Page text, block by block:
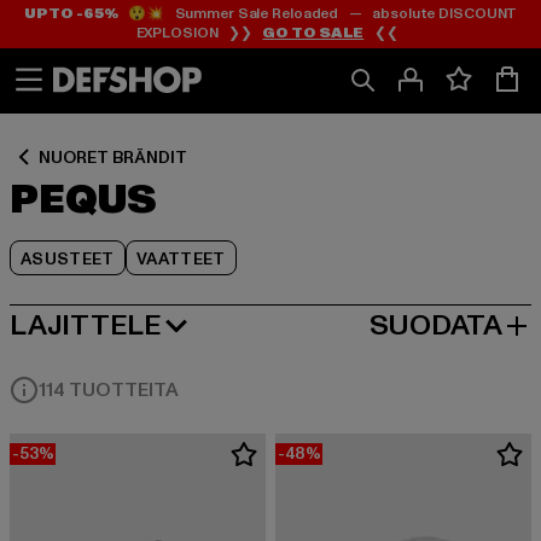
Siirry
Sisältö
Siirry
Footer
UP TO -65%😲💥 Summer Sale Reloaded — absolute DISCOUNT
EXPLOSION ❯❯ GO TO SALE ❮❮
NUORET BRÄNDIT
PEQUS
ASUSTEET VAATTEET
Siirry
Tuoteruudukko
LAJITTELE
SUOSITUIMMAT SUODATA
114 TUOTTEITA
-53% -48%